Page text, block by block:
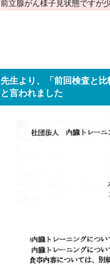
前立腺がん様子見状態ですが
先生より、「前回検査と
と言われました